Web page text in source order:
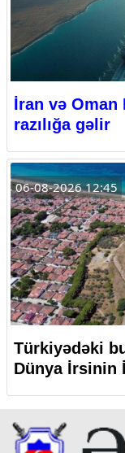
İran və Oman
razılığa gəlir
06-08-2026 12:45
Türkiyədəki
Dünya İrsinin